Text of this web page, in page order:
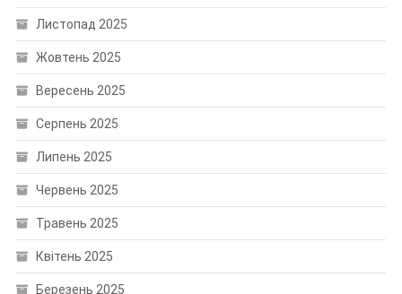
Листопад 2025
Жовтень 2025
Вересень 2025
Серпень 2025
Липень 2025
Червень 2025
Травень 2025
Квітень 2025
Березень 2025